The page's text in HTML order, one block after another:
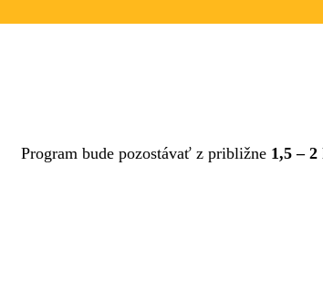
Program bude pozostávať z približne 1,5 –